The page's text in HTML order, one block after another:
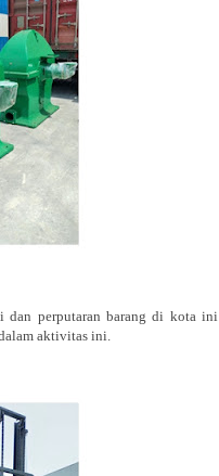
dan perputaran barang di kota ini
aktivitas ini.